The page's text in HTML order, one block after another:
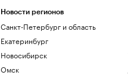
Новости регионов
Санкт-Петербург и область
Екатеринбург
Новосибирск
Омск